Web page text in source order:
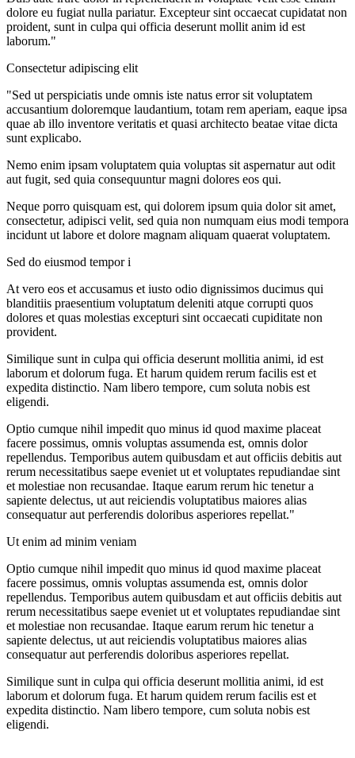
dolore eu fugiat nulla pariatur. Excepteur sint occaecat cupidatat non
proident, sunt in culpa qui officia deserunt mollit anim id est
laborum."
Consectetur adipiscing elit
"Sed ut perspiciatis unde omnis iste natus error sit voluptatem
accusantium doloremque laudantium, totam rem aperiam, eaque ipsa
quae ab illo inventore veritatis et quasi architecto beatae vitae dicta
sunt explicabo.
Nemo enim ipsam voluptatem quia voluptas sit aspernatur aut odit
aut fugit, sed quia consequuntur magni dolores eos qui.
Neque porro quisquam est, qui dolorem ipsum quia dolor sit amet,
consectetur, adipisci velit, sed quia non numquam eius modi tempora
incidunt ut labore et dolore magnam aliquam quaerat voluptatem.
Sed do eiusmod tempor i
At vero eos et accusamus et iusto odio dignissimos ducimus qui
blanditiis praesentium voluptatum deleniti atque corrupti quos
dolores et quas molestias excepturi sint occaecati cupiditate non
provident.
Similique sunt in culpa qui officia deserunt mollitia animi, id est
laborum et dolorum fuga. Et harum quidem rerum facilis est et
expedita distinctio. Nam libero tempore, cum soluta nobis est
eligendi.
Optio cumque nihil impedit quo minus id quod maxime placeat
facere possimus, omnis voluptas assumenda est, omnis dolor
repellendus. Temporibus autem quibusdam et aut officiis debitis aut
rerum necessitatibus saepe eveniet ut et voluptates repudiandae sint
et molestiae non recusandae. Itaque earum rerum hic tenetur a
sapiente delectus, ut aut reiciendis voluptatibus maiores alias
consequatur aut perferendis doloribus asperiores repellat."
Ut enim ad minim veniam
Optio cumque nihil impedit quo minus id quod maxime placeat
facere possimus, omnis voluptas assumenda est, omnis dolor
repellendus. Temporibus autem quibusdam et aut officiis debitis aut
rerum necessitatibus saepe eveniet ut et voluptates repudiandae sint
et molestiae non recusandae. Itaque earum rerum hic tenetur a
sapiente delectus, ut aut reiciendis voluptatibus maiores alias
consequatur aut perferendis doloribus asperiores repellat.
Similique sunt in culpa qui officia deserunt mollitia animi, id est
laborum et dolorum fuga. Et harum quidem rerum facilis est et
expedita distinctio. Nam libero tempore, cum soluta nobis est
eligendi.